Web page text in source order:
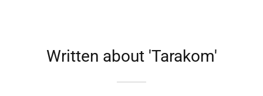
Written about 'Tarakom'